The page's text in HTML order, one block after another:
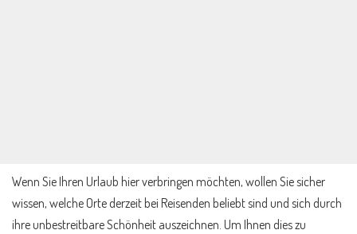
Wenn Sie Ihren Urlaub hier verbringen möchten, wollen Sie sicher
wissen, welche Orte derzeit bei Reisenden beliebt sind und sich durch
ihre unbestreitbare Schönheit auszeichnen. Um Ihnen dies zu